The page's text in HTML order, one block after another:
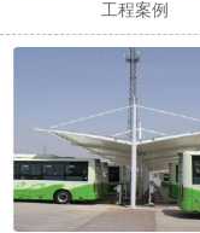
工程案例